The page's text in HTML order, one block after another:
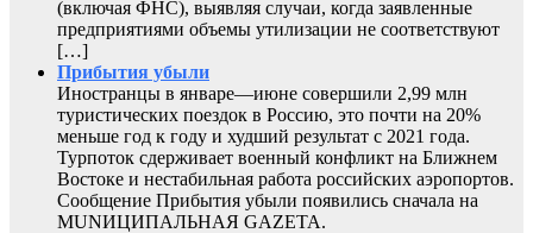
(включая ФНС), выявляя случаи, когда заявленные
предприятиями объемы утилизации не соответствуют
[…]
Прибытия убыли
Иностранцы в январе—июне совершили 2,99 млн
туристических поездок в Россию, это почти на 20%
меньше год к году и худший результат с 2021 года.
Турпоток сдерживает военный конфликт на Ближнем
Востоке и нестабильная работа российских аэропортов.
Сообщение Прибытия убыли появились сначала на
MUNИЦИПАЛЬНАЯ GAZЕТА.